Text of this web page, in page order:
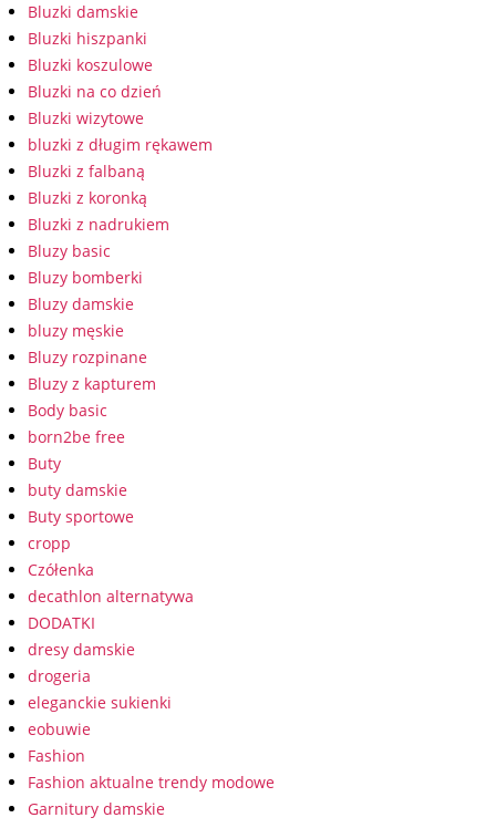
Bluzki damskie
Bluzki hiszpanki
Bluzki koszulowe
Bluzki na co dzień
Bluzki wizytowe
bluzki z długim rękawem
Bluzki z falbaną
Bluzki z koronką
Bluzki z nadrukiem
Bluzy basic
Bluzy bomberki
Bluzy damskie
bluzy męskie
Bluzy rozpinane
Bluzy z kapturem
Body basic
born2be free
Buty
buty damskie
Buty sportowe
cropp
Czółenka
decathlon alternatywa
DODATKI
dresy damskie
drogeria
eleganckie sukienki
eobuwie
Fashion
Fashion aktualne trendy modowe
Garnitury damskie